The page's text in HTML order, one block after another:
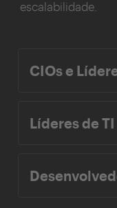
escalabilidade.
CIOs e
Líderes de TI